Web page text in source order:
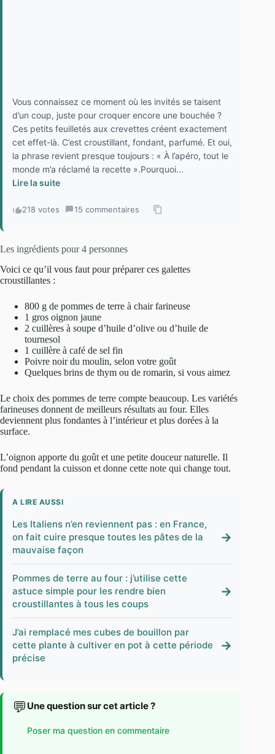
Vous connaissez ce moment où les invités se taisent
d’un coup, juste pour croquer encore une bouchée ?
Ces petits feuilletés aux crevettes créent exactement
cet effet-là. C’est croustillant, fondant, parfumé. Et oui,
la phrase revient presque toujours : « À l’apéro, tout le
monde m’a réclamé la recette ».Pourquoi...
Lire la suite
218 votes · 15 commentaires ·
Les ingrédients pour 4 personnes
Voici ce qu’il vous faut pour préparer ces galettes
croustillantes :
800 g de pommes de terre à chair farineuse
1 gros oignon jaune
2 cuillères à soupe d’huile d’olive ou d’huile de
tournesol
1 cuillère à café de sel fin
Poivre noir du moulin, selon votre goût
Quelques brins de thym ou de romarin, si vous aimez
Le choix des pommes de terre compte beaucoup. Les variétés
farineuses donnent de meilleurs résultats au four. Elles
deviennent plus fondantes à l’intérieur et plus dorées à la
surface.
L’oignon apporte du goût et une petite douceur naturelle. Il
fond pendant la cuisson et donne cette note qui change tout.
A LIRE AUSSI
Les Italiens n’en reviennent pas : en France,
on fait cuire presque toutes les pâtes de la
mauvaise façon
→
Pommes de terre au four : j’utilise cette
astuce simple pour les rendre bien
croustillantes à tous les coups
→
J’ai remplacé mes cubes de bouillon par
cette plante à cultiver en pot à cette période
précise
→
💬 Une question sur cet article ?
Poser ma question en commentaire